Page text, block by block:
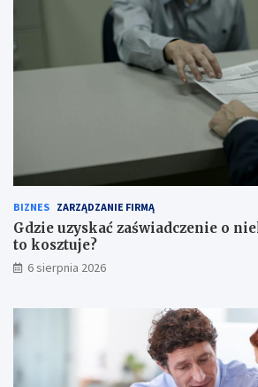
BIZNES ZARZĄDZANIE FIRMĄ
Gdzie uzyskać zaświadczenie o
to kosztuje?
6 sierpnia 2026